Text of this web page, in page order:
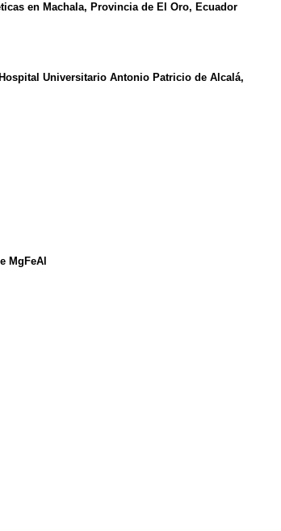
en Machala, Provincia de El Oro, Ecuador
Universitario Antonio Patricio de Alcalá,
MgFeAl